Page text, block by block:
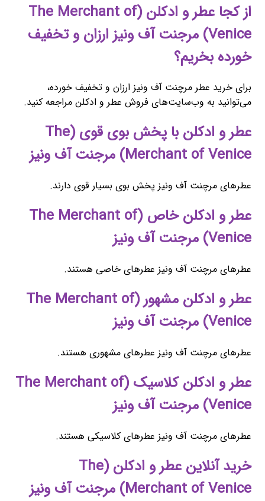
از کجا عطر و ادکلن (The Merchant of
Venice) مرجنت آف ونیز ارزان و تخفیف
خورده بخریم؟
برای خرید عطر مرچنت آف ونیز ارزان و تخفیف خورده،
می‌توانید به وب‌سایت‌های فروش عطر و ادکلن مراجعه کنید.
عطر و ادکلن با پخش بوی قوی (The
Merchant of Venice) مرجنت آف ونیز
عطرهای مرچنت آف ونیز پخش بوی بسیار قوی دارند.
عطر و ادکلن خاص (The Merchant of
Venice) مرجنت آف ونیز
عطرهای مرچنت آف ونیز عطرهای خاصی هستند.
عطر و ادکلن مشهور (The Merchant of
Venice) مرجنت آف ونیز
عطرهای مرچنت آف ونیز عطرهای مشهوری هستند.
عطر و ادکلن کلاسیک (The Merchant of
Venice) مرجنت آف ونیز
عطرهای مرچنت آف ونیز عطرهای کلاسیکی هستند.
خرید آنلاین عطر و ادکلن (The
Merchant of Venice) مرجنت آف ونیز